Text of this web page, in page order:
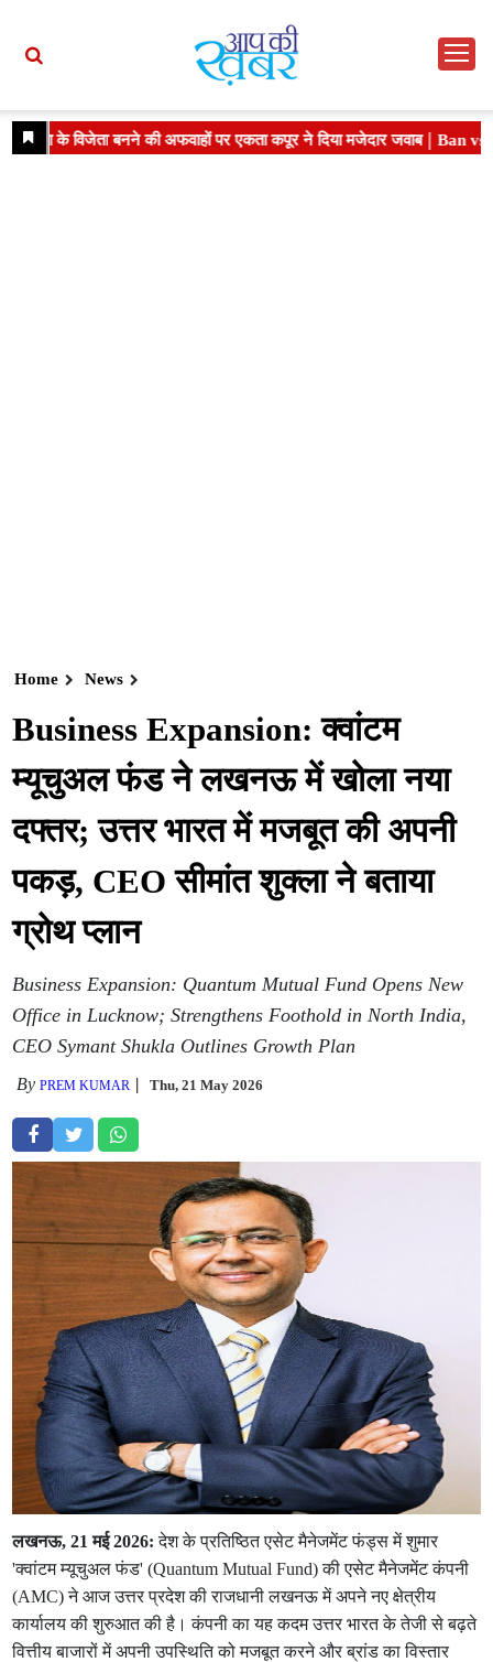
Home News
Business Expansion: क्वांटम
म्यूचुअल फंड ने लखनऊ में खोला नया
दफ्तर; उत्तर भारत में मजबूत की अपनी
पकड़, CEO सीमांत शुक्ला ने बताया
ग्रोथ प्लान
Business Expansion: Quantum Mutual Fund Opens New
Office in Lucknow; Strengthens Foothold in North India,
CEO Symant Shukla Outlines Growth Plan
ByPREM KUMAR Thu, 21 May 2026
लखनऊ, 21 मई 2026: देश के प्रतिष्ठित एसेट मैनेजमेंट फंड्स में शुमार
'क्वांटम म्यूचुअल फंड' (Quantum Mutual Fund) की एसेट मैनेजमेंट कंपनी
(AMC) ने आज उत्तर प्रदेश की राजधानी लखनऊ में अपने नए क्षेत्रीय
कार्यालय की शुरुआत की है। कंपनी का यह कदम उत्तर भारत के तेजी से बढ़ते
वित्तीय बाजारों में अपनी उपस्थिति को मजबूत करने और ब्रांड का विस्तार